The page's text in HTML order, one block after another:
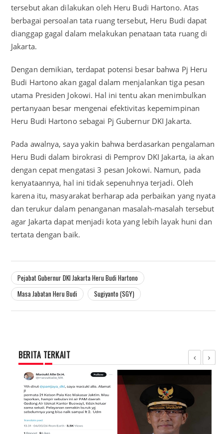
tersebut akan dilakukan oleh Heru Budi Hartono. Atas
berbagai persoalan tata ruang tersebut, Heru Budi dapat
dianggap gagal dalam melakukan penataan tata ruang di
Jakarta.
Dengan demikian, terdapat potensi besar bahwa Pj Heru
Budi Hartono akan gagal dalam menjalankan tiga pesan
utama Presiden Jokowi. Hal ini tentu akan menimbulkan
pertanyaan besar mengenai efektivitas kepemimpinan
Heru Budi Hartono sebagai Pj Gubernur DKI Jakarta.
Pada awalnya, saya yakin bahwa berdasarkan pengalaman
Heru Budi dalam birokrasi di Pemprov DKI Jakarta, ia akan
dengan cepat mengatasi 3 pesan Jokowi. Namun, pada
kenyataannya, hal ini tidak sepenuhnya terjadi. Oleh
karena itu, masyarakat berharap ada perbaikan yang nyata
dan terukur dalam penanganan masalah-masalah tersebut
agar Jakarta dapat menjadi kota yang lebih layak huni dan
tertata dengan baik.
Pejabat Gubernur DKI Jakarta Heru Budi Hartono
Masa Jabatan Heru Budi
Sugiyanto (SGY)
BERITA TERKAIT